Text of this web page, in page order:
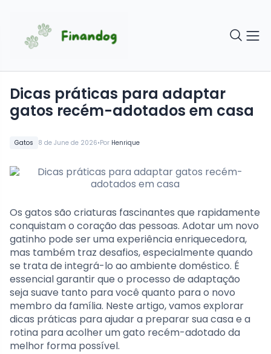
Gatos 8 de June de 2026•Por Henrique
Dicas práticas para adaptar
gatos recém-adotados em casa
Os gatos são criaturas fascinantes que rapidamente
conquistam o coração das pessoas. Adotar um novo
gatinho pode ser uma experiência enriquecedora,
mas também traz desafios, especialmente quando
se trata de integrá-lo ao ambiente doméstico. É
essencial garantir que o processo de adaptação
seja suave tanto para você quanto para o novo
membro da família. Neste artigo, vamos explorar
dicas práticas para ajudar a preparar sua casa e a
rotina para acolher um gato recém-adotado da
melhor forma possível.